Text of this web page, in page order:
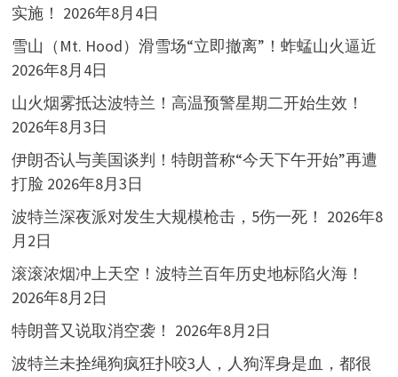
实施！ 2026年8月4日
雪山（Mt. Hood）滑雪场“立即撤离”！蚱蜢山火逼近
2026年8月4日
山火烟雾抵达波特兰！高温预警星期二开始生效！
2026年8月3日
伊朗否认与美国谈判！特朗普称“今天下午开始”再遭
打脸 2026年8月3日
波特兰深夜派对发生大规模枪击，5伤一死！ 2026年8
月2日
滚滚浓烟冲上天空！波特兰百年历史地标陷火海！
2026年8月2日
特朗普又说取消空袭！ 2026年8月2日
波特兰未拴绳狗疯狂扑咬3人，人狗浑身是血，都很